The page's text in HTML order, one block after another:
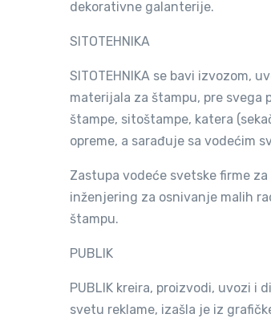
dekorativne galanterije.
SITOTEHNIKA
SITOTEHNIKA se bavi izvozom,
materijala za štampu, pre svega
štampe, sitoštampe, katera
opreme, a sarađuje sa vodećim
Zastupa vodeće svetske firme
inženjering za osnivanje malih
štampu.
PUBLIK kreira, proizvodi, uvozi i
svetu reklame, izašla je iz